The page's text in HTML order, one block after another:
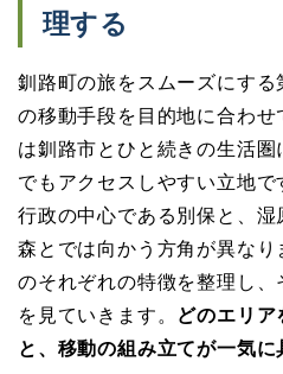
理する
釧路町の旅をスムーズにする
の移動手段を目的地に合わ
は釧路市とひと続きの生活
でもアクセスしやすい立地で
行政の中心である別保と、
森とでは向かう方角が異な
のそれぞれの特徴を整理し
を見ていきます。 どのエリア
と、移動の組み立てが一気に